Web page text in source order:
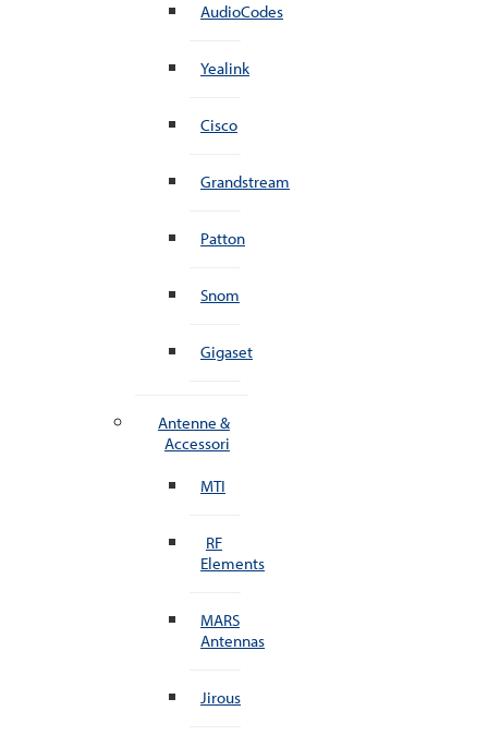
AudioCodes
Yealink
Cisco
Grandstream
Patton
Snom
Gigaset
Antenne &
Accessori
MTI
RF
Elements
MARS
Antennas
Jirous